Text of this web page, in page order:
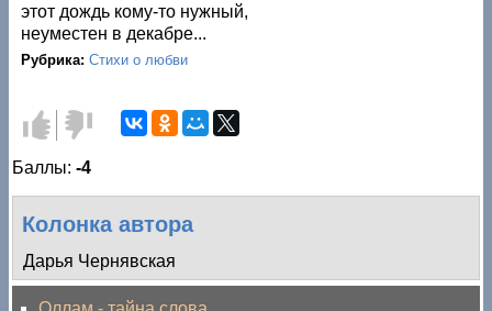
этот дождь кому-то нужный,
неуместен в декабре...
Рубрика:Стихи о любви
Голос
за!
Голос
против!
Баллы:-4
Колонка автора
Дарья Чернявская